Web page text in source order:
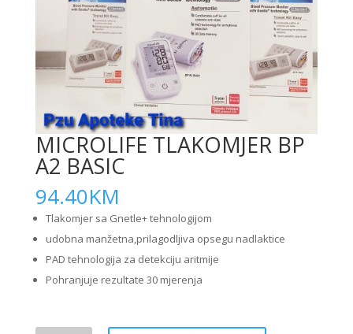
MICROLIFE TLAKOMJER BP
A2 BASIC
94.40KM
Tlakomjer sa Gnetle+ tehnologijom
udobna manžetna,prilagodljiva opsegu nadlaktice
PAD tehnologija za detekciju aritmije
Pohranjuje rezultate 30 mjerenja